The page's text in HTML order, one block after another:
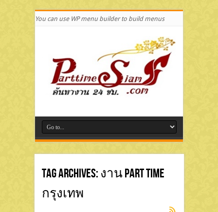
You can use WP menu builder to build menus
Tag Archives: งาน Part Time
กรุงเทพ